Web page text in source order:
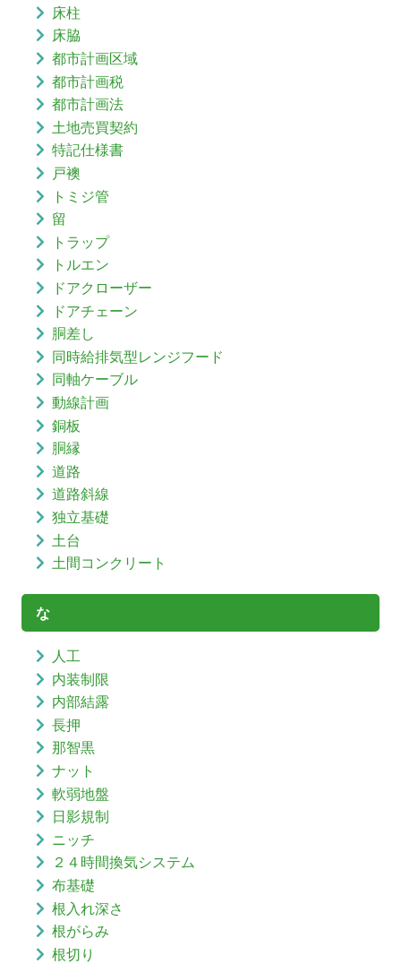
床柱
床脇
都市計画区域
都市計画税
都市計画法
土地売買契約
特記仕様書
戸襖
トミジ管
留
トラップ
トルエン
ドアクローザー
ドアチェーン
胴差し
同時給排気型レンジフード
同軸ケーブル
動線計画
銅板
胴縁
道路
道路斜線
独立基礎
土台
土間コンクリート
な
人工
内装制限
内部結露
長押
那智黒
ナット
軟弱地盤
日影規制
ニッチ
２４時間換気システム
布基礎
根入れ深さ
根がらみ
根切り